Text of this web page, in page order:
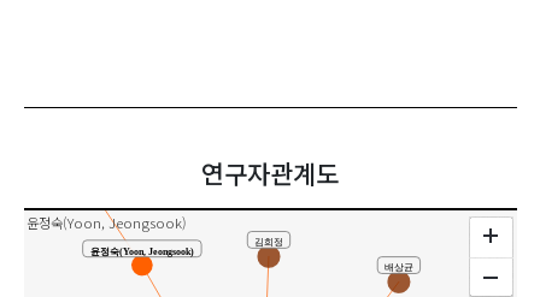
연구자관계도
윤정숙(Yoon, Jeongsook)
김희정
배상균
윤정숙(Yoon, Jeongsook)